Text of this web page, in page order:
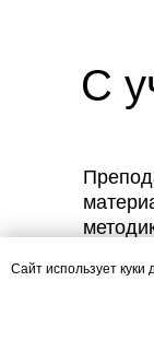
С
Сайт использует куки